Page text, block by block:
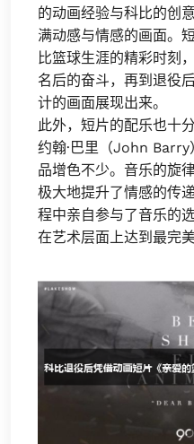
的动画经验与科比的创
满动感与情感的画面。
比篮球生涯的精彩时刻
名后的奋斗，再到退役
计的画面展现出来。
此外，短片的配乐也十
约翰·巴里（John
品增色不少。音乐的旋
极大地提升了情感的传
程中亲自参与了音乐的
在艺术层面上达到最完美